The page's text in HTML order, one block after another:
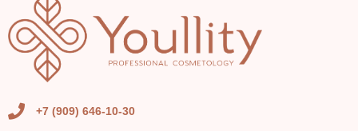
+7 (909) 646-10-30